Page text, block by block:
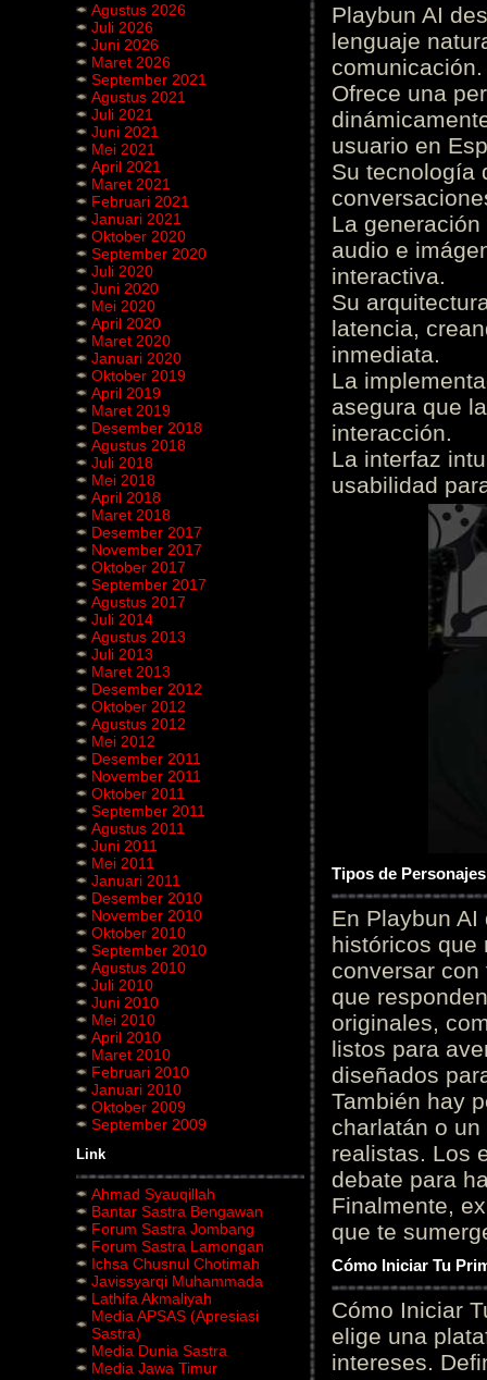
Agustus 2026
Juli 2026
Juni 2026
Maret 2026
September 2021
Agustus 2021
Juli 2021
Juni 2021
Mei 2021
April 2021
Maret 2021
Februari 2021
Januari 2021
Oktober 2020
September 2020
Juli 2020
Juni 2020
Mei 2020
April 2020
Maret 2020
Januari 2020
Oktober 2019
April 2019
Maret 2019
Desember 2018
Agustus 2018
Juli 2018
Mei 2018
April 2018
Maret 2018
Desember 2017
November 2017
Oktober 2017
September 2017
Agustus 2017
Juli 2014
Agustus 2013
Juli 2013
Maret 2013
Desember 2012
Oktober 2012
Agustus 2012
Mei 2012
Desember 2011
November 2011
Oktober 2011
September 2011
Agustus 2011
Juni 2011
Mei 2011
Januari 2011
Desember 2010
November 2010
Oktober 2010
September 2010
Agustus 2010
Juli 2010
Juni 2010
Mei 2010
April 2010
Maret 2010
Februari 2010
Januari 2010
Oktober 2009
September 2009
Link
Ahmad Syauqillah
Bantar Sastra Bengawan
Forum Sastra Jombang
Forum Sastra Lamongan
Ichsa Chusnul Chotimah
Javissyarqi Muhammada
Lathifa Akmaliyah
Media APSAS (Apresiasi
Sastra)
Media Dunia Sastra
Media Jawa Timur
Playbun AI
lenguaje
comunicación.
Ofrece una
usuario en
Su tecnología
La
audio e
interactiva.
Su
latencia,
inmediata.
La
asegura que
interacción.
La interfaz
usabilidad
Tipos de
En Playbun
históricos que
conversar
que
originales,
listos para
diseñados
También hay
charlatán o
realistas. Los
debate para
Finalmente,
que te
Cómo Iniciar Tu
Cómo Iniciar
elige una
intereses.